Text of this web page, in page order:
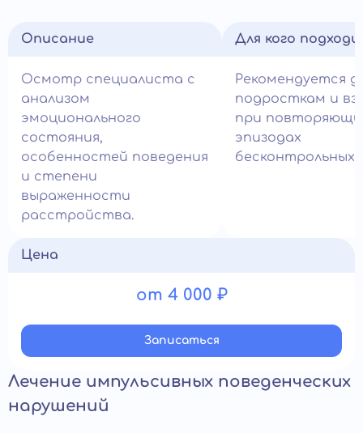
Описание
Осмотр специалиста с
анализом
эмоционального
состояния,
особенностей поведения
и степени
выраженности
расстройства.
Для кого
Рекомендуется
подросткам и
при
эпизодах
бесконтрольных
Цена
от 4 000 ₽
Записатьcя
Лечение импульсивных поведенческих
нарушений